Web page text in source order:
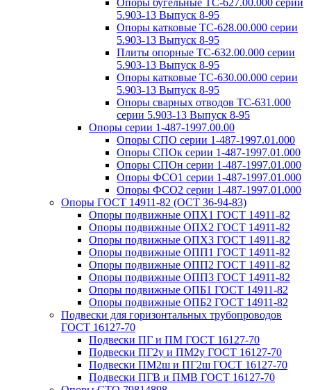
Опоры бугельные ТС-627.00.000 серии
5.903-13 Выпуск 8-95
Опоры катковые ТС-628.00.000 серии
5.903-13 Выпуск 8-95
Плиты опорные ТС-632.00.000 серии
5.903-13 Выпуск 8-95
Опоры катковые ТС-630.00.000 серии
5.903-13 Выпуск 8-95
Опоры сварных отводов ТС-631.000
серии 5.903-13 Выпуск 8-95
Опоры серии 1-487-1997.00.00
Опоры СПО серии 1-487-1997.01.000
Опоры СПОк серии 1-487-1997.01.000
Опоры СПОн серии 1-487-1997.01.000
Опоры ФСО1 серии 1-487-1997.01.000
Опоры ФСО2 серии 1-487-1997.01.000
Опоры ГОСТ 14911-82 (ОСТ 36-94-83)
Опоры подвижные ОПХ1 ГОСТ 14911-82
Опоры подвижные ОПХ2 ГОСТ 14911-82
Опоры подвижные ОПХ3 ГОСТ 14911-82
Опоры подвижные ОПП1 ГОСТ 14911-82
Опоры подвижные ОПП2 ГОСТ 14911-82
Опоры подвижные ОПП3 ГОСТ 14911-82
Опоры подвижные ОПБ1 ГОСТ 14911-82
Опоры подвижные ОПБ2 ГОСТ 14911-82
Подвески для горизонтальных трубопроводов
ГОСТ 16127-70
Подвески ПГ и ПМ ГОСТ 16127-70
Подвески ПГ2у и ПМ2у ГОСТ 16127-70
Подвески ПМ2ш и ПГ2ш ГОСТ 16127-70
Подвески ПГВ и ПМВ ГОСТ 16127-70